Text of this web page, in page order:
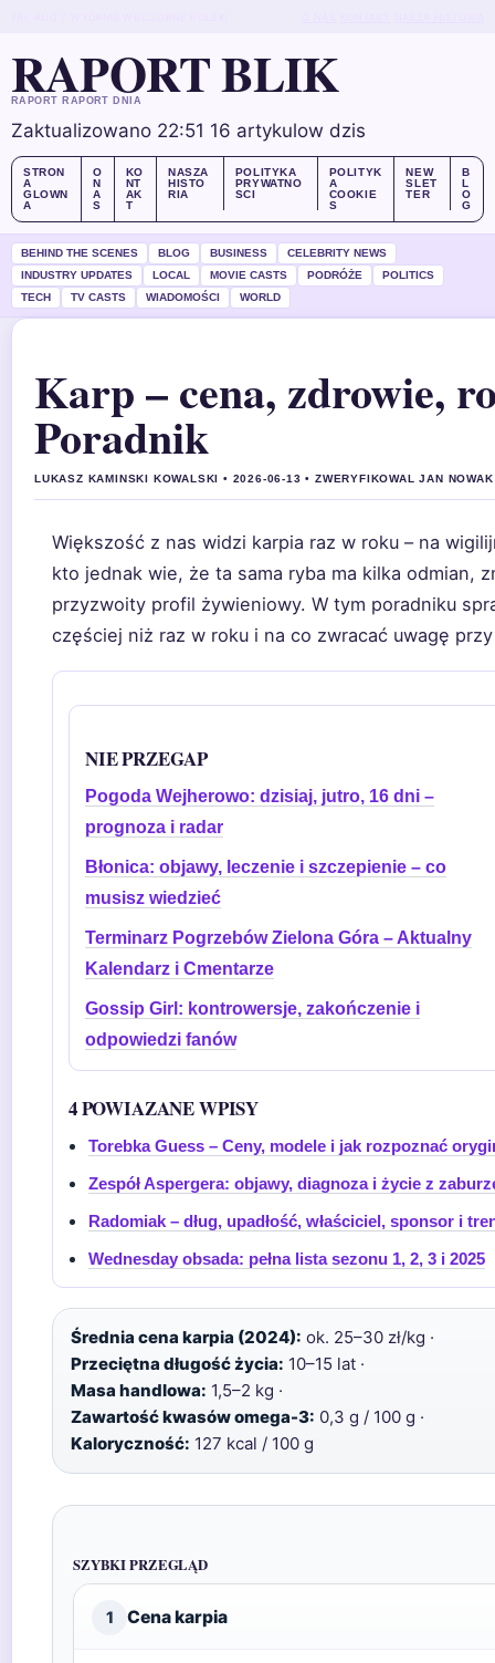
RAPORT BLIK
RAPORT RAPORT DNIA
Zaktualizowano 22:51 16 artykulow dzis
STRON
A
GLOWN
A
O
N
A
S
KO
NT
AK
T
NASZA
HISTO
RIA
POLITYKA
PRYWATNO
SCI
POLITYK
A
COOKIE
S
NEW
SLET
TER
B
L
O
G
BEHIND THE SCENES BLOG BUSINESS
CELEBRITY NEWS
INDUSTRY UPDATES
LOCAL MOVIE CASTS PODRÓŻE
POLITICS
TECH
TV CASTS WIADOMOŚCI WORLD
Karp – cena, zdrowie,
Poradnik
LUKASZ KAMINSKI KOWALSKI • 2026-06-13 • ZWERYFIKOWAL JAN NOWAK
Większość z nas widzi karpia raz w roku – na
kto jednak wie, że ta sama ryba ma kilka odmian,
przyzwoity profil żywieniowy. W tym poradniku
częściej niż raz w roku i na co zwracać uwagę
NIE PRZEGAP
Pogoda Wejherowo: dzisiaj, jutro, 16 dni –
prognoza i radar
Błonica: objawy, leczenie i szczepienie – co
musisz wiedzieć
Terminarz Pogrzebów Zielona Góra – Aktualny
Kalendarz i Cmentarze
Gossip Girl: kontrowersje, zakończenie i
odpowiedzi fanów
4 POWIAZANE WPISY
Torebka Guess – Ceny, modele i jak rozpoznać
Zespół Aspergera: objawy, diagnoza i życie z
Radomiak – dług, upadłość, właściciel, sponsor i
Wednesday obsada: pełna lista sezonu 1, 2, 3 i 2025
Średnia cena karpia (2024): ok. 25–30 zł/kg ·
Przeciętna długość życia: 10–15 lat ·
Masa handlowa: 1,5–2 kg ·
Zawartość kwasów omega-3: 0,3 g / 100 g ·
Kaloryczność: 127 kcal / 100 g
SZYBKI PRZEGLĄD
1 Cena karpia